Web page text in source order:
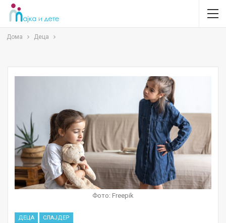
Дома Деца
Фото: Freepik
ДЕЦА СЛАЈДЕР